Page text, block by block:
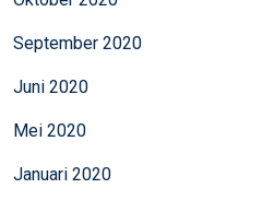
September 2020
Juni 2020
Mei 2020
Januari 2020